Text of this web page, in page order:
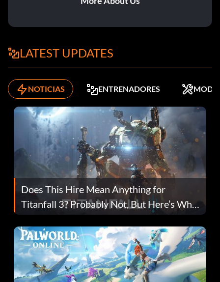
LATEST UPDATES
NOTICIAS ENTRENADORES MODS
Does This Hire Mean Anything for
Titanfall 3? Probably Not, But Here’s Why
Fans Are Hopeful